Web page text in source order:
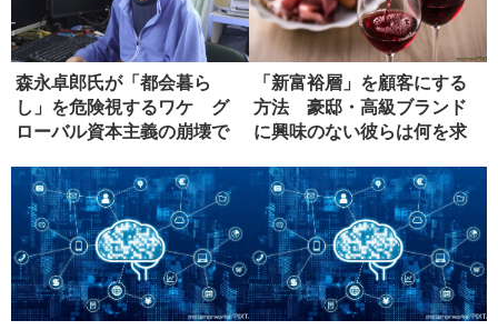
森永卓郎氏が「都会暮ら
し」を危険視するワケ グ
ローバル資本主義の崩壊で
「新富裕層」を顧客にする
方法 豪邸・高級ブランド
に興味のない彼らは何を求